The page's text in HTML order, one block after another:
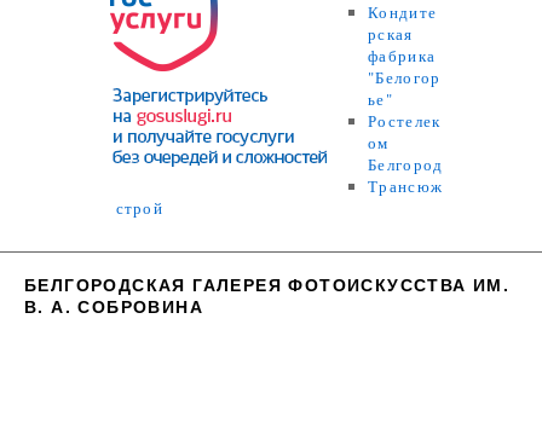
Кондите
рская
фабрика
"Белогор
ье"
Ростелек
ом
Белгород
Трансюж
строй
БЕЛГОРОДСКАЯ ГАЛЕРЕЯ ФОТОИСКУССТВА ИМ.
В. А. СОБРОВИНА